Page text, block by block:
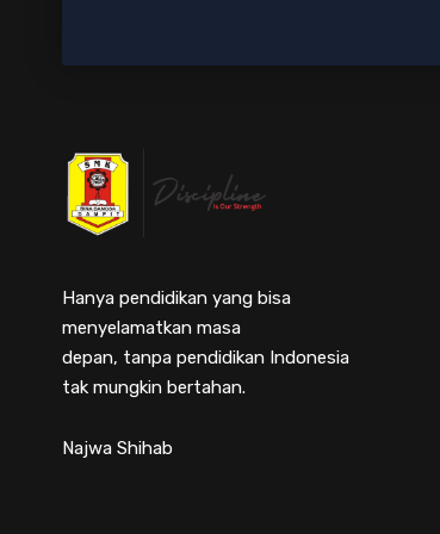
Hanya pendidikan yang bisa
menyelamatkan masa
depan, tanpa pendidikan Indonesia
tak mungkin bertahan.
Najwa Shihab